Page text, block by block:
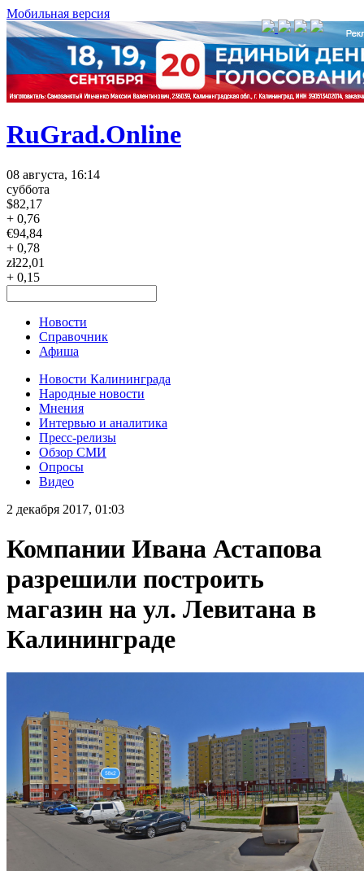
Мобильная версия
RuGrad.Online
08 августа, 16:14
суббота
$82,17
+ 0,76
€94,84
+ 0,78
zł22,01
+ 0,15
Новости
Справочник
Афиша
Новости Калининграда
Народные новости
Мнения
Интервью и аналитика
Пресс-релизы
Обзор СМИ
Опросы
Видео
2 декабря 2017, 01:03
Компании Ивана Астапова
разрешили построить
магазин на ул. Левитана в
Калининграде